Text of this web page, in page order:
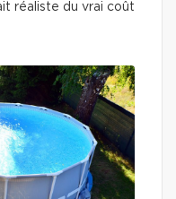
réaliste du vrai coût